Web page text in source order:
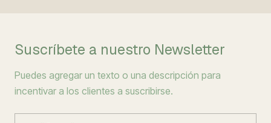
Suscríbete a nuestro Newsletter
Puedes agregar un texto o una descripción para
incentivar a los clientes a suscribirse.